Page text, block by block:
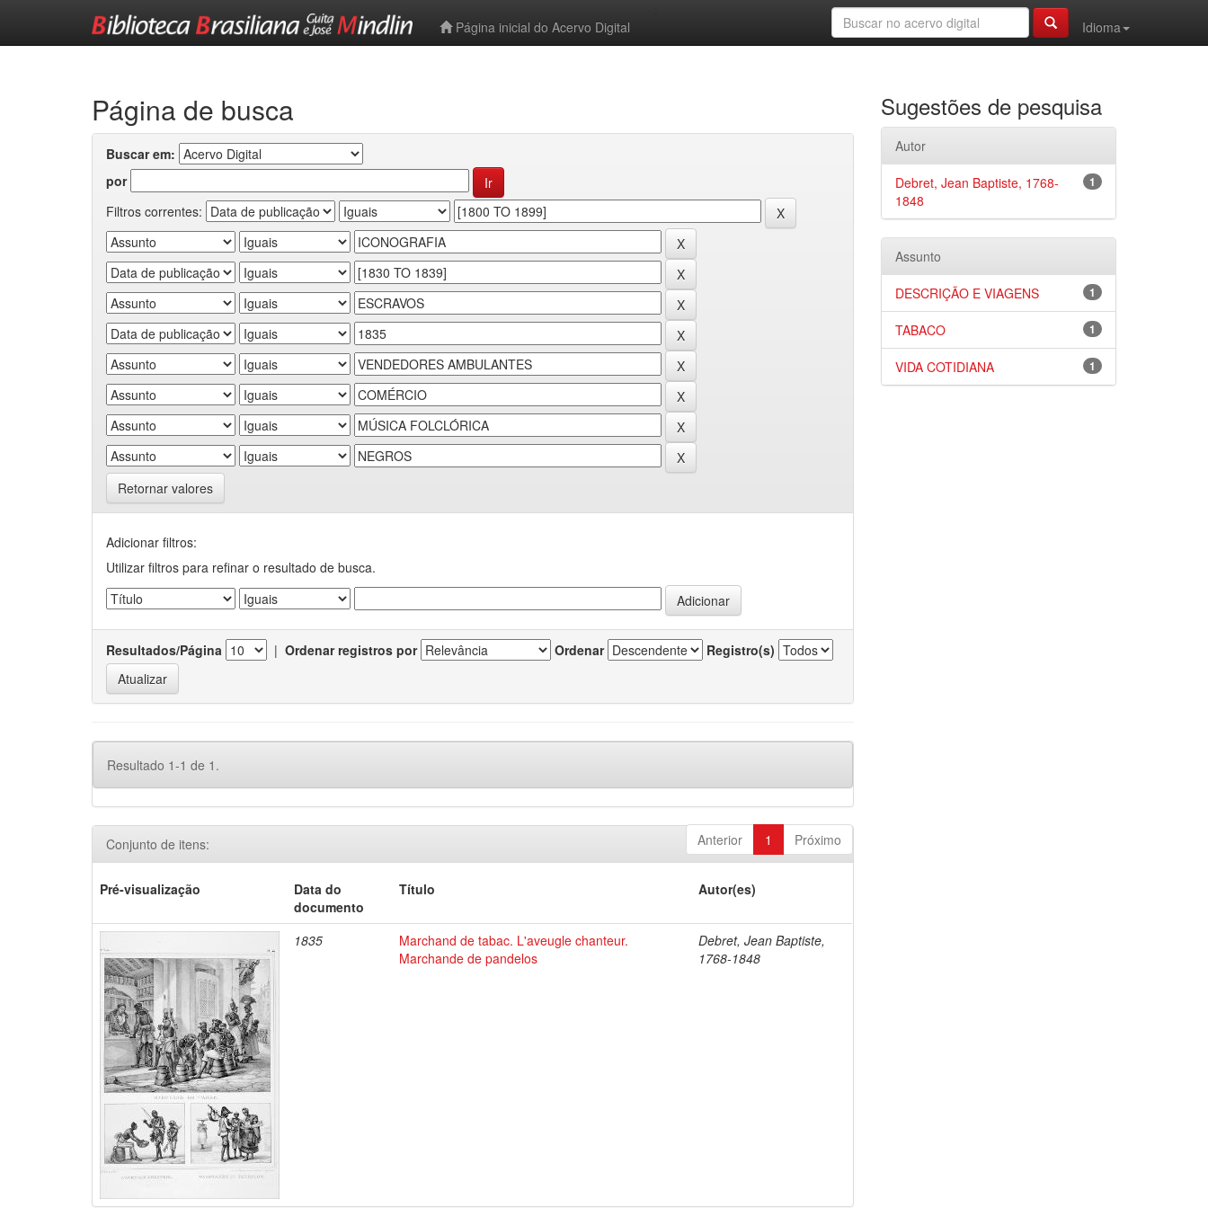
Página inicial do Acervo Digital
Idioma
Página de busca
Buscar em:
por
Filtros correntes:
Retornar valores
Adicionar filtros:
Utilizar filtros para refinar o resultado de busca.
Resultados/Página | Ordenar registros por Ordenar Registro(s)
Resultado 1-1 de 1.
Anterior 1 Próximo
Conjunto de itens:
Pré-visualização
Data do
documento
Título Autor(es)
1835
Marchand de tabac. L'aveugle chanteur.
Marchande de pandelos
Debret, Jean Baptiste,
1768-1848
Sugestões de pesquisa
Autor
1
Debret, Jean Baptiste, 1768-
1848
Assunto
1
DESCRIÇÃO E VIAGENS
1
TABACO
1
VIDA COTIDIANA